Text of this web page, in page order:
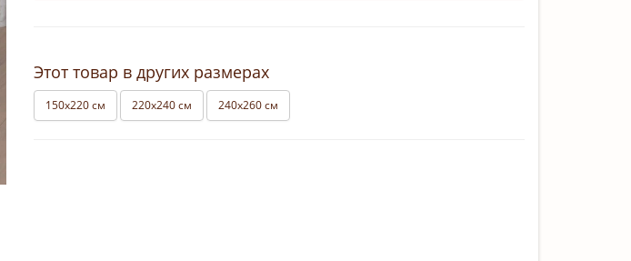
Этот товар в других размерах
150х220 см 220х240 см 240х260 см